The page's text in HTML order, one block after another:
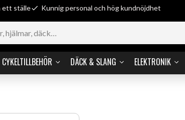
ett ställe Kunnig personal och hög kundnöjdhet
CYKELTILLBEHÖR DÄCK & SLANG ELEKTRONIK